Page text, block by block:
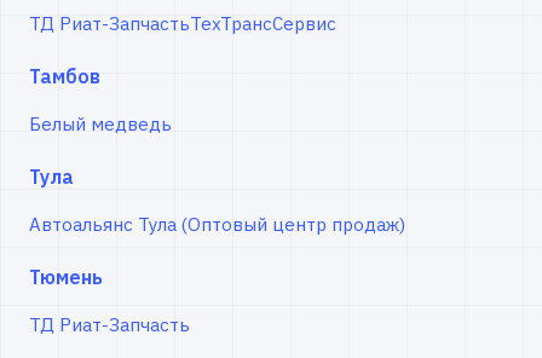
ТД Риат-ЗапчастьТехТрансСервис
Тамбов
Белый медведь
Тула
Автоальянс Тула (Оптовый центр продаж)
Тюмень
ТД Риат-Запчасть